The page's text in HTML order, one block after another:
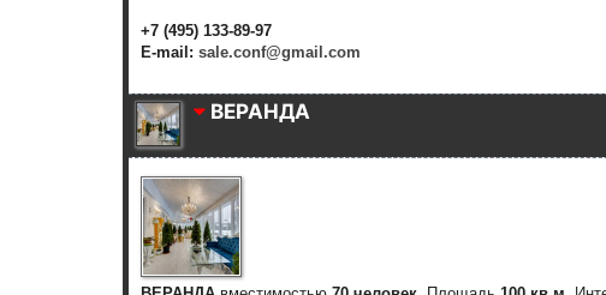
+7 (495) 133-89-97
E-mail: sale.conf@gmail.com
ВЕРАНДА